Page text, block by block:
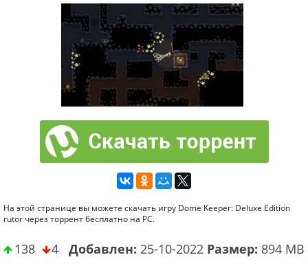
На этой странице вы можете скачать игру Dome Keeper: Deluxe Edition
rutor через торрент бесплатно на PC.
138 4 Добавлен: 25-10-2022 Размер: 894 MB